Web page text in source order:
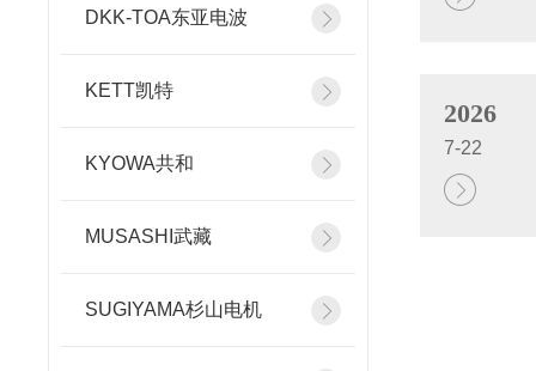
DKK-TOA东亚电波
KETT凯特
KYOWA共和
MUSASHI武藏
SUGIYAMA杉山电机
2026
7-22